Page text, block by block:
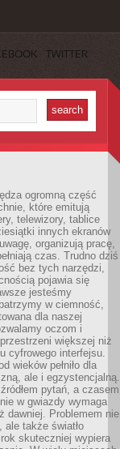
TWITTER
ogromną część
które emitują
telewizory, tablice
innych ekranów
organizują pracę,
czas. Trudno dziś
bez tych narzędzi,
pojawia się
jesteśmy
w ciemność,
dla naszej
oczom i
większej niż
cyfrowego interfejsu.
wieków pełniło dla
ale i egzystencjalną.
pytań, a czasem
w gwiazdy wymaga
dawniej. Problemem nie
ale także światło
skuteczniej wypiera